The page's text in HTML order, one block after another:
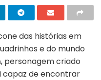
das histórias em
e do mundo
, personagem criado
capaz de encontrar